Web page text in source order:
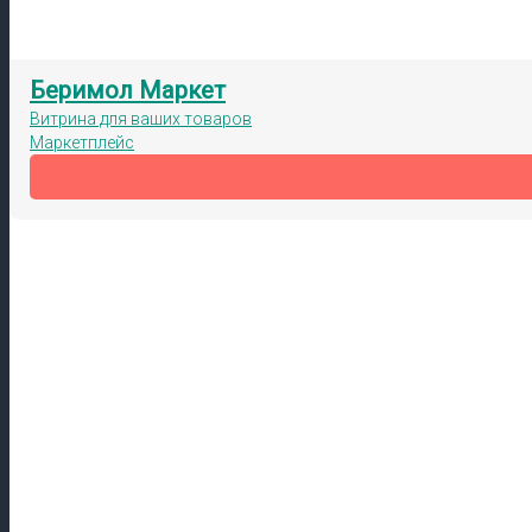
Беримол Маркет
Витрина для ваших товаров
Маркетплейс